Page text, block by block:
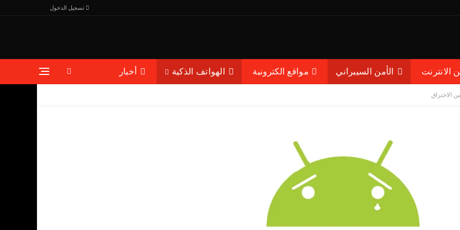
تسجيل الدخول
الانترنت الأمن السيبراني مواقع الكترونية الهواتف الذكية أخبار
الاختراق